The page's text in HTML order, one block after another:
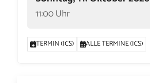
11:00 Uhr
TERMIN (ICS) ALLE TERMINE (ICS)